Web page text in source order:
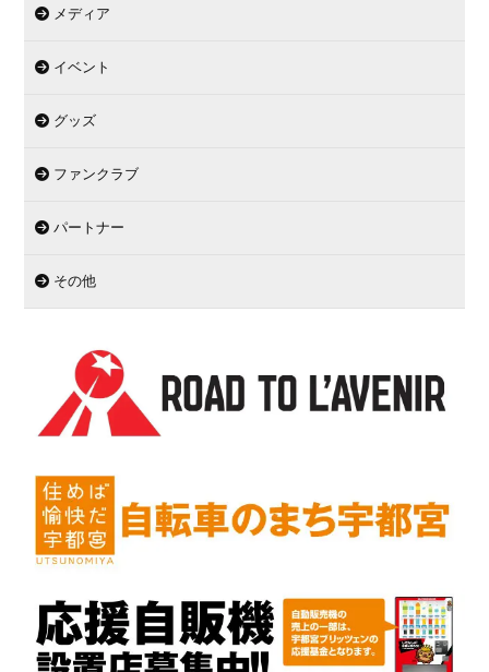
メディア
イベント
グッズ
ファンクラブ
パートナー
その他